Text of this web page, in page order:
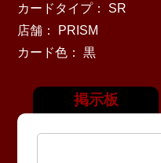
カードタイプ： SR
店舗： PRISM
カード色： 黒
掲示板